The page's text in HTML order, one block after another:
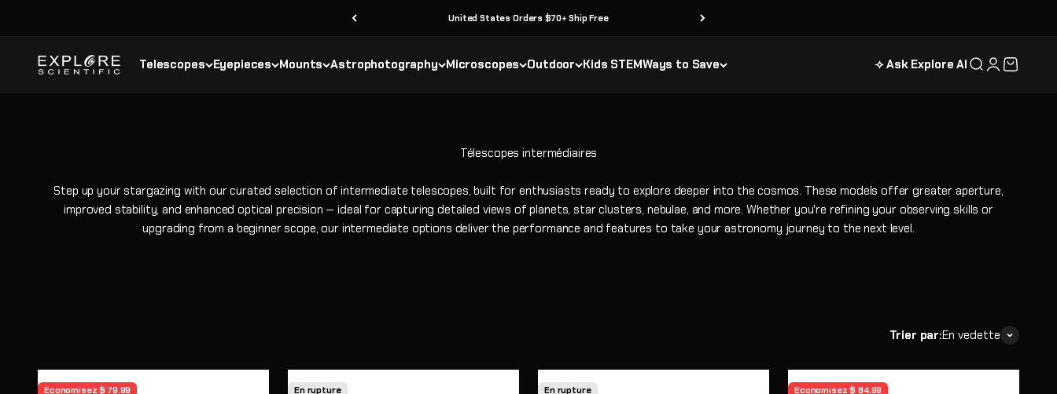
United States Orders $70+ Ship Free
Telescopes Eyepieces Mounts Astrophotography Microscopes Outdoor Kids STEMWays to Save
Explore Scientific ⟢ Ask Explore AI Recherche
Connexion
Panier
Step up your stargazing with our curated selection of intermediate telescopes, built for enthusiasts ready to explore deeper into the cosmos. These models offer greater aperture,
improved stability, and enhanced optical precision — ideal for capturing detailed views of planets, star clusters, nebulae, and more. Whether you're refining your observing skills or
upgrading from a beginner scope, our intermediate options deliver the performance and features to take your astronomy journey to the next level.
Trier par:En vedette
Economisez $ 79.99 En rupture En rupture Economisez $ 84.99